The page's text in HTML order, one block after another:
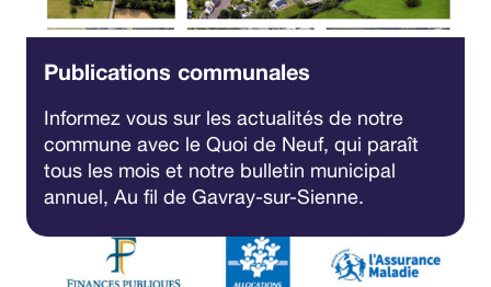
Publications communales
Informez vous sur les actualités de notre
commune avec le Quoi de Neuf, qui paraît
tous les mois et notre bulletin municipal
annuel, Au fil de Gavray-sur-Sienne.